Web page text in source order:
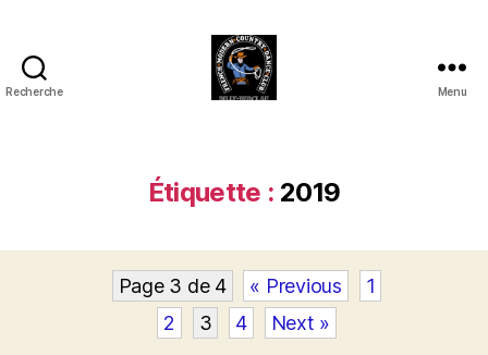
Recherche
de
Billy-
(62)
Menu
Étiquette : 2019
Page 3 de 4 « Previous
1
2
3 4 Next »